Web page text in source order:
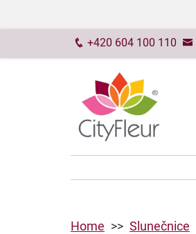
+420 604 100 110
Home Slunečnice